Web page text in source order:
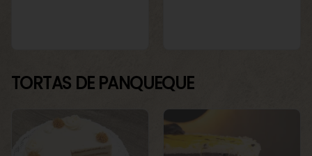
TORTAS DE PANQUEQUE